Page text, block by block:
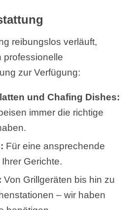
reibungslos verläuft,
professionelle
zur Verfügung:
und Chafing Dishes:
immer die richtige
Für eine ansprechende
Gerichte.
Von Grillgeräten bis hin zu
– wir haben